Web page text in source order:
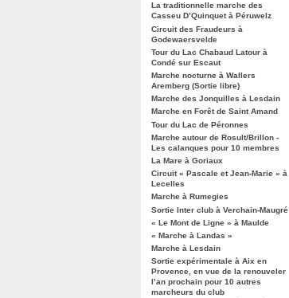
La traditionnelle marche des
Casseu D’Quinquet à Péruwelz
Circuit des Fraudeurs à
Godewaersvelde
Tour du Lac Chabaud Latour à
Condé sur Escaut
Marche nocturne à Wallers
Aremberg (Sortie libre)
Marche des Jonquilles à Lesdain
Marche en Forêt de Saint Amand
Tour du Lac de Péronnes
Marche autour de Rosult/Brillon -
Les calanques pour 10 membres
La Mare à Goriaux
Circuit « Pascale et Jean-Marie » à
Lecelles
Marche à Rumegies
Sortie Inter club à Verchain-Maugré
« Le Mont de Ligne » à Maulde
« Marche à Landas »
Marche à Lesdain
Sortie expérimentale à Aix en
Provence, en vue de la renouveler
l’an prochain pour 10 autres
marcheurs du club